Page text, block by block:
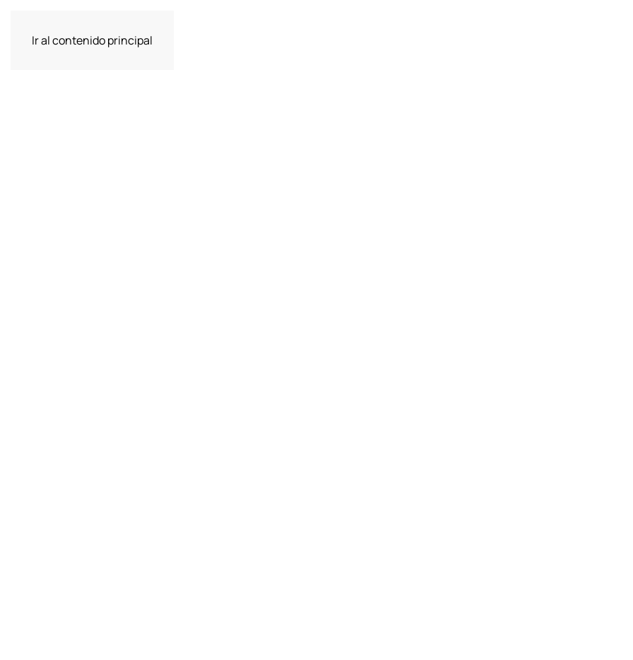
Ir al contenido principal